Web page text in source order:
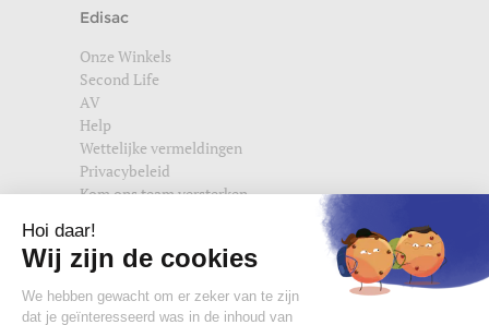
Edisac
Onze Winkels
Second Life
AV
Help
Wettelijke vermeldingen
Privacybeleid
Kom ons team versterken
Vind ons ook terug opedisac.com enedisac.nl.
Word lid van de edisac community :